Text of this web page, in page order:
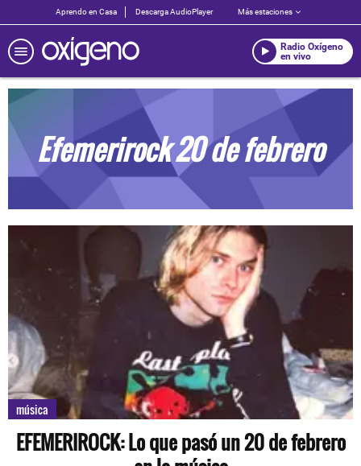
Aprendo en Casa Descarga AudioPlayer Más estaciones
Radio Oxígeno
en vivo
Efemerirock 20 de febrero
música
EFEMERIROCK: Lo que pasó un 20 de febrero